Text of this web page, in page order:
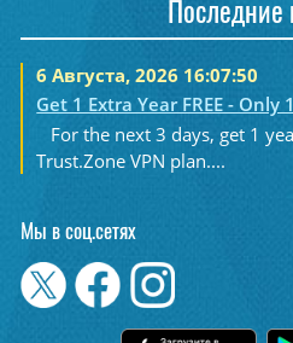
Последние
6 Августа, 2026 16:07:50
Get 1 Extra Year FREE - Only
For the next 3 days, get 1
Trust.Zone VPN plan....
Мы в соц.сетях